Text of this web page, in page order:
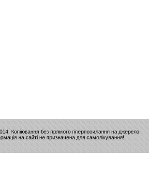
Копіювання без прямого гіперпосилання на джерело
на сайті не призначена для самолікування!